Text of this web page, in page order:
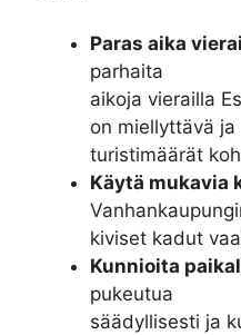
Paras aika
parhaita
aikoja vierailla
on miellyttävä ja
turistimäärät
Käytä mukavia
kiviset kadut
Kunnioita
pukeutua
säädyllisesti ja